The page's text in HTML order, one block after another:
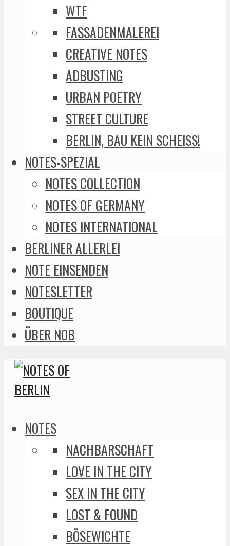
WTF
FASSADENMALEREI
CREATIVE NOTES
ADBUSTING
URBAN POETRY
STREET CULTURE
BERLIN, BAU KEIN SCHEISS!
NOTES-SPEZIAL
NOTES COLLECTION
NOTES OF GERMANY
NOTES INTERNATIONAL
BERLINER ALLERLEI
NOTE EINSENDEN
NOTESLETTER
BOUTIQUE
ÜBER NOB
NOTES
NACHBARSCHAFT
LOVE IN THE CITY
SEX IN THE CITY
LOST & FOUND
BÖSEWICHTE